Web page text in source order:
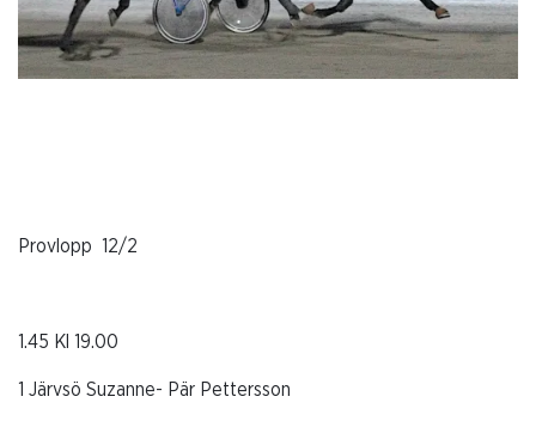
Provlopp 12/2
1.45 Kl 19.00
1 Järvsö Suzanne- Pär Pettersson